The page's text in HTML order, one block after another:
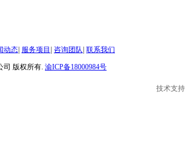
动态 服务项目 咨询团队 联系我们
司 版权所有. 渝ICP备18000984号
技术支持